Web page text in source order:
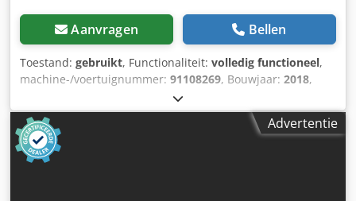
Aanvragen Bellen
Toestand: gebruikt, Functionaliteit: volledig functioneel,
machine-/voertuignummer: 91108269, Bouwjaar: 2018,
, draagvermogen:
hefhoogte:6.950 mm, vrije hefhoogte:2.400 mm,
brandstoftype:
triplex, bouwhoogte:
2.950 mm
Schuifmaststapelaar Chassisnummer: 91108269
Advertentie